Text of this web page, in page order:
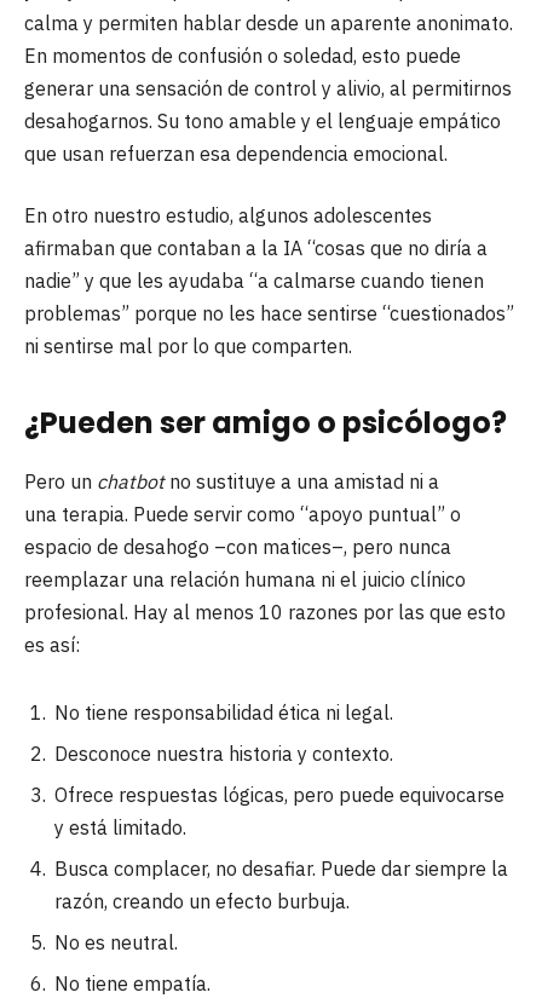
calma y permiten hablar desde un aparente anonimato.
En momentos de confusión o soledad, esto puede
generar una sensación de control y alivio, al permitirnos
desahogarnos. Su tono amable y el lenguaje empático
que usan refuerzan esa dependencia emocional.
En otro nuestro estudio, algunos adolescentes
afirmaban que contaban a la IA “cosas que no diría a
nadie” y que les ayudaba “a calmarse cuando tienen
problemas” porque no les hace sentirse “cuestionados”
ni sentirse mal por lo que comparten.
¿Pueden ser amigo o psicólogo?
Pero un chatbotno sustituye a una amistad ni a
una terapia. Puede servir como “apoyo puntual” o
espacio de desahogo –con matices–, pero nunca
reemplazar una relación humana ni el juicio clínico
profesional. Hay al menos 10 razones por las que esto
es así:
No tiene responsabilidad ética ni legal.
Desconoce nuestra historia y contexto.
Ofrece respuestas lógicas, pero puede equivocarse
y está limitado.
Busca complacer, no desafiar. Puede dar siempre la
razón, creando un efecto burbuja.
No es neutral.
No tiene empatía.